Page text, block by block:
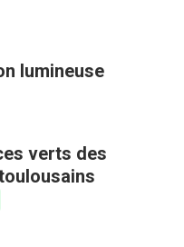
lumineuse
verts des